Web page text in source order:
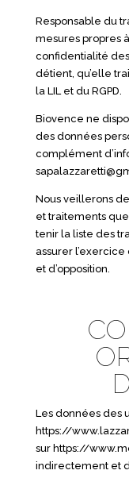
Responsable du
mesures propres
confidentialité
détient, qu’elle
la LIL et du RGPD.
Biovence ne
des données
complément
Nous veillerons
et traitements
tenir la liste des
assurer
et d’opposition.
Les données des
https://
sur https://
indirectement et